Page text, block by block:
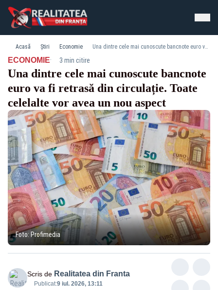
Acasă Știri Economie Una dintre cele mai cunoscute bancnote euro va fi retrasă din circulație. Toate celelalte vor avea un nou aspect
ECONOMIE· 3 min citire
Una dintre cele mai cunoscute bancnote
euro va fi retrasă din circulație. Toate
celelalte vor avea un nou aspect
Foto: Profimedia
Scris de Realitatea din Franta
Publicat:9 iul. 2026, 13:11